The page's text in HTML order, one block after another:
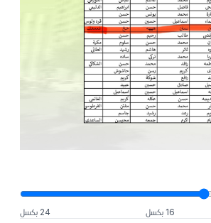
16 بكسل 24 بكسل